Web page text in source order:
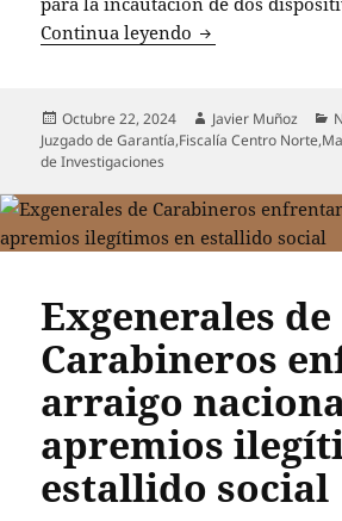
Continua leyendo Incautan tres
Publicado
el
Octubre 22, 2024 Autor
Javier Muñoz
Juzgado de Garantía,Fiscalía Centro Norte,
de Investigaciones
Exgenerales de
Carabineros
arraigo
apremios
estallido social